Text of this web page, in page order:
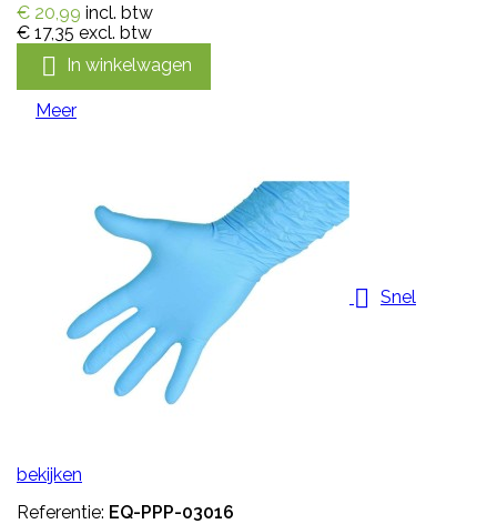
€ 20,99 incl. btw
€ 17,35 excl. btw
 In winkelwagen
Meer
 Snel
bekijken
Referentie: EQ-PPP-03016